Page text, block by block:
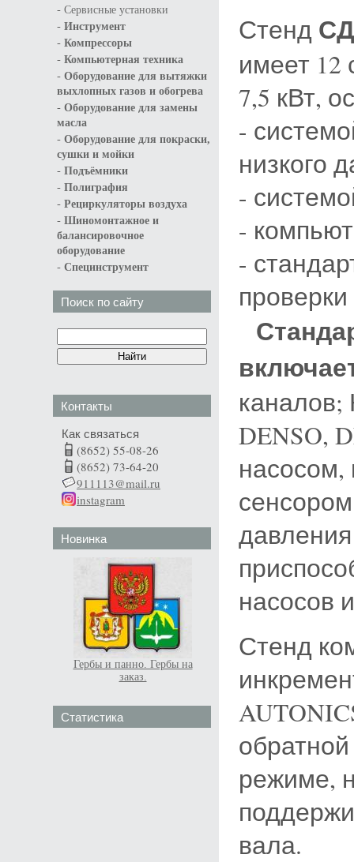
- Сервисные установки
- Инструмент
- Компрессоры
- Компьютерная техника
- Оборудование для вытяжки
выхлопных газов и обогрева
- Оборудование для замены
масла
- Оборудование для покраски,
сушки и мойки
- Подъёмники
- Полиграфия
- Рециркуляторы воздуха
- Шиномонтажное и
балансировочное
оборудование
- Специнструмент
Поиск по сайту
Контакты
Как связаться
(8652) 55-08-26
(8652) 73-64-20
911113@mail.ru
instagram
Новинка
Гербы и панно. Гербы на
заказ.
Статистика
Стенд
имеет
7,5 кВт,
-
низкого
-
-
-
каналов;
DENSO,
насосом,
насосов
Стенд
режиме,
вала.